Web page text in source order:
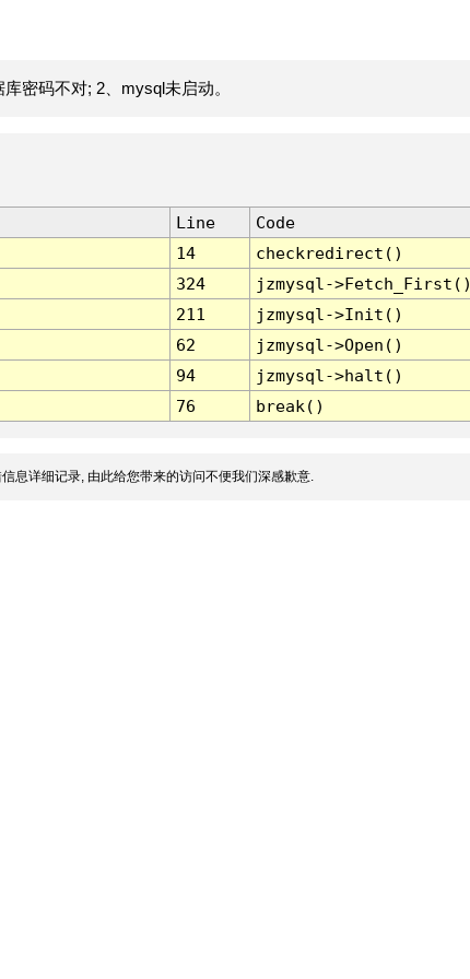
密码不对; 2、mysql未启动。
Line
Code
14
checkredirect()
324
jzmysql-
211
jzmysql->Init()
62
jzmysql->Open()
94
jzmysql->halt()
76 break()
息详细记录, 由此给您带来的访问不便我们深感歉意.